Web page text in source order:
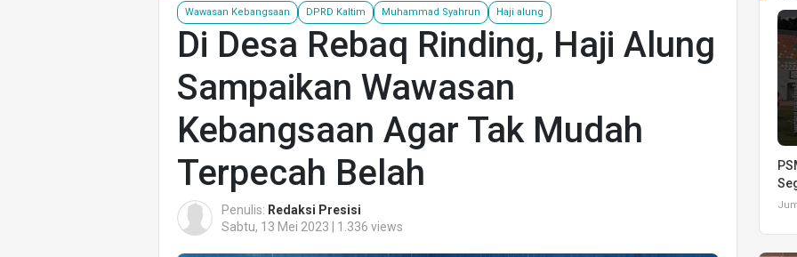
Wawasan Kebangsaan DPRD Kaltim Muhammad Syahrun Haji alung
Di Desa Rebaq Rinding, Haji Alung
Sampaikan Wawasan
Kebangsaan Agar Tak Mudah
Terpecah Belah
Penulis: Redaksi Presisi
Sabtu, 13 Mei 2023 | 1.336 views